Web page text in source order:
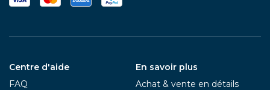
Centre d'aide
FAQ
En savoir plus
Achat & vente en détails